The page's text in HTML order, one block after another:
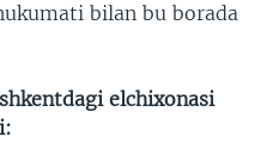
bilan bu borada
elchixonasi